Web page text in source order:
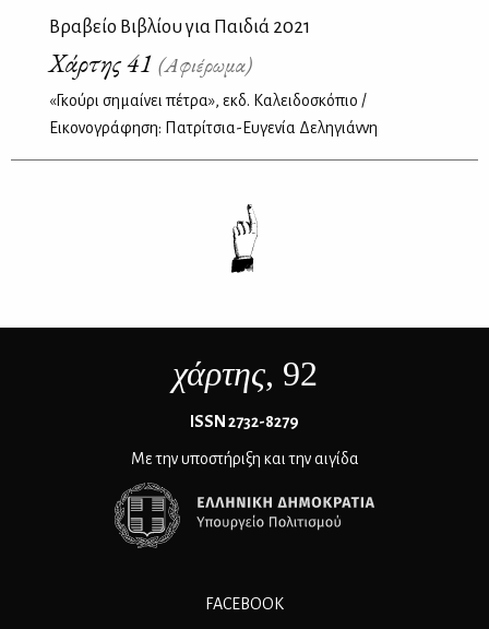
Βραβείο Βιβλίου για Παιδιά 2021
Χάρτης 41 (Αφιέρωμα)
«Γκούρι σημαίνει πέτρα», εκδ. Καλειδοσκόπιο /
Εικονογράφηση: Πατρίτσια-Ευγενία Δεληγιάννη
χάρτης, 92
ΙSSN 2732-8279
Με την υποστήριξη και την αιγίδα
FACEBOOK